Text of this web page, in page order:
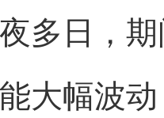
多日，
大幅波